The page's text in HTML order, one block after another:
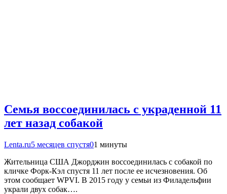
Семья воссоединилась с украденной 11
лет назад собакой
Lenta.ru5 месяцев спустя01 минуты
Жительница США Джорджин воссоединилась с собакой по
кличке Форк-Кэл спустя 11 лет после ее исчезновения. Об
этом сообщает WPVI. В 2015 году у семьи из Филадельфии
украли двух собак….